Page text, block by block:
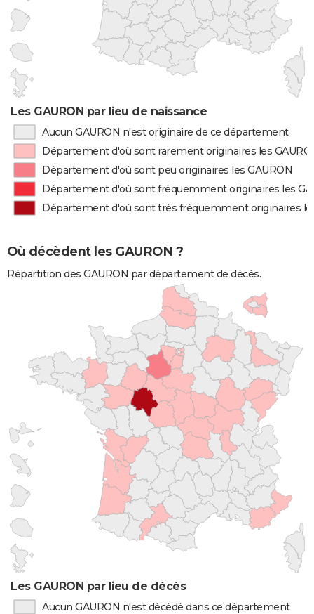
Les GAURON par lieu de naissance
Aucun GAURON n'est originaire de ce département
Département d'où sont rarement originaires les
Département d'où sont peu originaires les GAURON
Département d'où sont fréquemment originaires les
Département d'où sont très fréquemment originaires
Où décèdent les GAURON ?
Répartition des GAURON par département de décès.
Les GAURON par lieu de décès
Aucun GAURON n'est décédé dans ce département